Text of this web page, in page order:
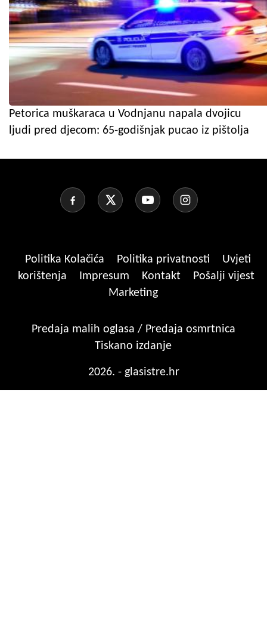
Petorica muškaraca u Vodnjanu napala dvojicu
ljudi pred djecom: 65-godišnjak pucao iz pištolja
Politika Kolačića Politika privatnosti
Uvjeti
korištenja
Impresum Kontakt
Pošalji vijest
Marketing
Predaja malih oglasa / Predaja osmrtnica
Tiskano izdanje
2026. - glasistre.hr